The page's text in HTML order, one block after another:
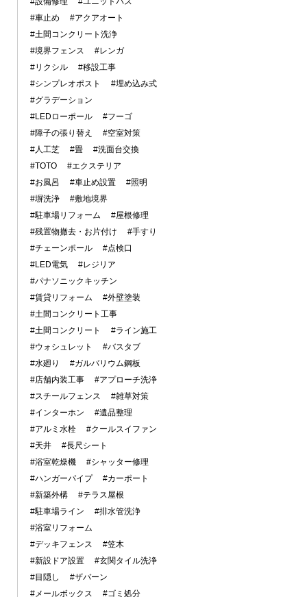
#車止め
#アクアオート
#土間コンクリート洗浄
#境界フェンス
#レンガ
#リクシル
#移設工事
#シンプレオポスト
#埋め込み式
#グラデーション
#LEDローポール
#フーゴ
#障子の張り替え
#空室対策
#人工芝
#畳
#洗面台交換
#TOTO
#エクステリア
#お風呂
#車止め設置
#照明
#塀洗浄
#敷地境界
#駐車場リフォーム
#屋根修理
#残置物撤去・お片付け
#手すり
#チェーンポール
#点検口
#LED電気
#レジリア
#パナソニックキッチン
#賃貸リフォーム
#外壁塗装
#土間コンクリート工事
#土間コンクリート
#ライン施工
#ウォシュレット
#バスタブ
#水廻り
#ガルバリウム鋼板
#店舗内装工事
#アプローチ洗浄
#スチールフェンス
#雑草対策
#インターホン
#遺品整理
#アルミ水栓
#クールスイファン
#天井
#長尺シート
#浴室乾燥機
#シャッター修理
#ハンガーパイプ
#カーポート
#新築外構
#テラス屋根
#駐車場ライン
#排水管洗浄
#浴室リフォーム
#デッキフェンス
#笠木
#新設ドア設置
#玄関タイル洗浄
#目隠し
#ザバーン
#メールボックス
#ゴミ処分